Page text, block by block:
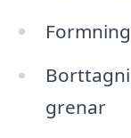
grenar